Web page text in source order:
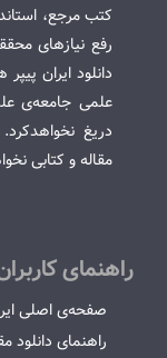
کتب مرجع،
رفع نیازهای
دانلود ایران
علمی جامعه‌ی
دریغ
مقاله و کتابی
راهنمای
صفحه‌ی اصلی
راهنمای دانلود